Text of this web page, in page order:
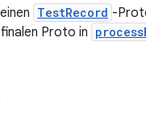
TestRecord -
Proto in